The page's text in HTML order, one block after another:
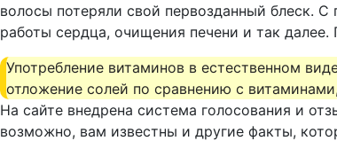
волосы потеряли свой первозданный блеск.
работы сердца, очищения печени и так
Употребление витаминов в естественном
отложение солей по сравнению с
На сайте внедрена система голосования и
возможно, вам известны и другие факты,